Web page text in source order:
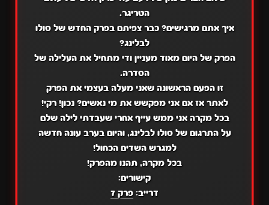
הטריגר.
איך אתם מרגישים? כבר צפיתם בפרק החדש של סולו
לבלינג?
הפרק של היום מאוד מעניין ודי מתחיל את העלילה של
הסדרה.
זו הפעם הראשונה שאני מעלה בעצמי את הפרק
לאתר אז אם אני מפקשש את מי נאשים? נכון! רקי!
בכל מקרה אני ממש עייף אחרי שעבדתי לילה שלם
על התרגום של סולו לבלינג, והיום בערב עונה חדשה
למגרש השדים הכחול!
בכל מקרה, תהנו מהפרק!
קישורים:
דרייב: פרק 7